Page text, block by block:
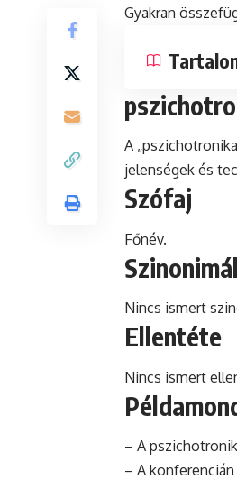
Gyakran
A
jelenségek és
Szófaj
Főnév.
Nincs ismert
Ellentéte
Nincs ismert
– A
– A